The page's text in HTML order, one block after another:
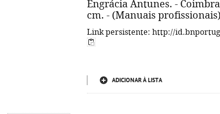
Engrácia Antunes. -
cm. - (Manuais
Link persistente: http://
ADICIONAR À LISTA